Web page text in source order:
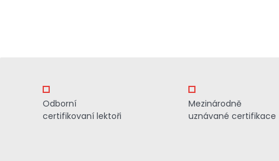
Odborní
certifikovaní lektoři
Mezinárodně
uznávané certifikace